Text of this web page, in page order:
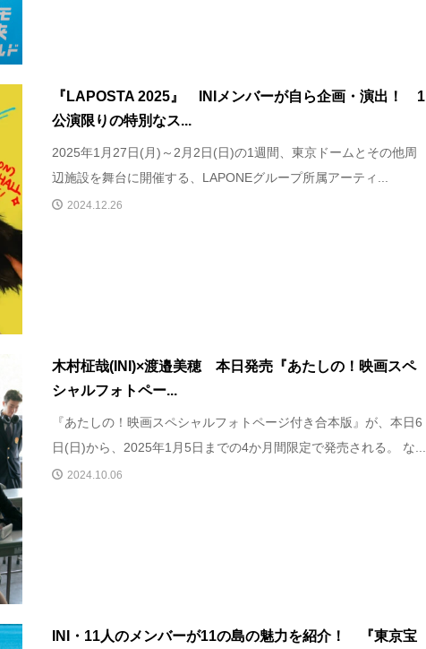
『LAPOSTA 2025』 INIメンバーが自ら企画・演出！ 1
公演限りの特別なス...
2025年1月27日(月)～2月2日(日)の1週間、東京ドームとその他周
辺施設を舞台に開催する、LAPONEグループ所属アーティ...
2024.12.26
木村柾哉(INI)×渡邉美穂 本日発売『あたしの！映画スペ
シャルフォトペー...
『あたしの！映画スペシャルフォトページ付き合本版』が、本日6
日(日)から、2025年1月5日までの4か月間限定で発売される。 な...
2024.10.06
INI・11人のメンバーが11の島の魅力を紹介！ 『東京宝